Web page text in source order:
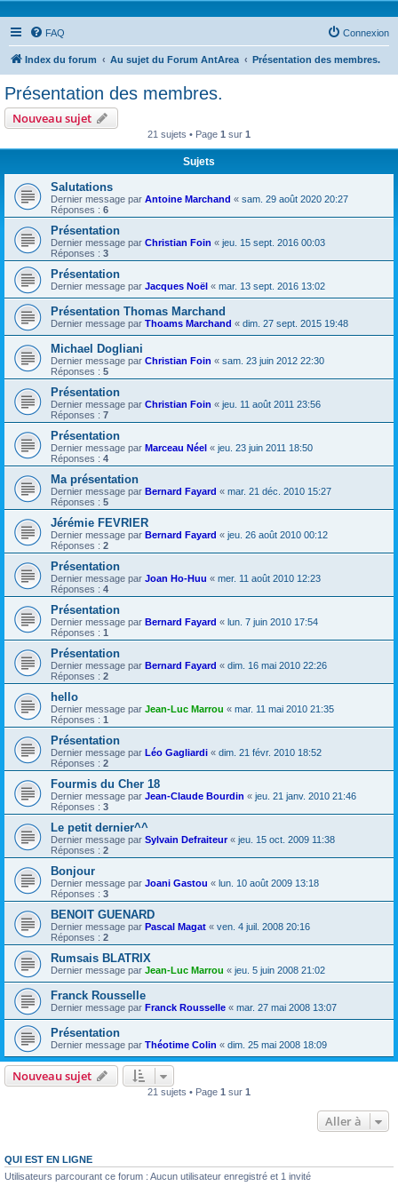
FAQ Connexion
Index du forum Au sujet du Forum AntArea Présentation des membres.
Présentation des membres.
Nouveau sujet
21 sujets • Page 1 sur 1
Sujets
Salutations
Dernier message par Antoine Marchand « sam. 29 août 2020 20:27
Réponses : 6
Présentation
Dernier message par Christian Foin « jeu. 15 sept. 2016 00:03
Réponses : 3
Présentation
Dernier message par Jacques Noël « mar. 13 sept. 2016 13:02
Présentation Thomas Marchand
Dernier message par Thoams Marchand « dim. 27 sept. 2015 19:48
Michael Dogliani
Dernier message par Christian Foin « sam. 23 juin 2012 22:30
Réponses : 5
Présentation
Dernier message par Christian Foin « jeu. 11 août 2011 23:56
Réponses : 7
Présentation
Dernier message par Marceau Néel « jeu. 23 juin 2011 18:50
Réponses : 4
Ma présentation
Dernier message par Bernard Fayard « mar. 21 déc. 2010 15:27
Réponses : 5
Jérémie FEVRIER
Dernier message par Bernard Fayard « jeu. 26 août 2010 00:12
Réponses : 2
Présentation
Dernier message par Joan Ho-Huu « mer. 11 août 2010 12:23
Réponses : 4
Présentation
Dernier message par Bernard Fayard « lun. 7 juin 2010 17:54
Réponses : 1
Présentation
Dernier message par Bernard Fayard « dim. 16 mai 2010 22:26
Réponses : 2
hello
Dernier message par Jean-Luc Marrou « mar. 11 mai 2010 21:35
Réponses : 1
Présentation
Dernier message par Léo Gagliardi « dim. 21 févr. 2010 18:52
Réponses : 2
Fourmis du Cher 18
Dernier message par Jean-Claude Bourdin « jeu. 21 janv. 2010 21:46
Réponses : 3
Le petit dernier^^
Dernier message par Sylvain Defraiteur« jeu. 15 oct. 2009 11:38
Réponses : 2
Bonjour
Dernier message par Joani Gastou « lun. 10 août 2009 13:18
Réponses : 3
BENOIT GUENARD
Dernier message par Pascal Magat « ven. 4 juil. 2008 20:16
Réponses : 2
Rumsais BLATRIX
Dernier message par Jean-Luc Marrou « jeu. 5 juin 2008 21:02
Franck Rousselle
Dernier message par Franck Rousselle « mar. 27 mai 2008 13:07
Présentation
Dernier message par Théotime Colin « dim. 25 mai 2008 18:09
Nouveau sujet
21 sujets • Page 1 sur 1
Aller à
QUI EST EN LIGNE
Utilisateurs parcourant ce forum : Aucun utilisateur enregistré et 1 invité